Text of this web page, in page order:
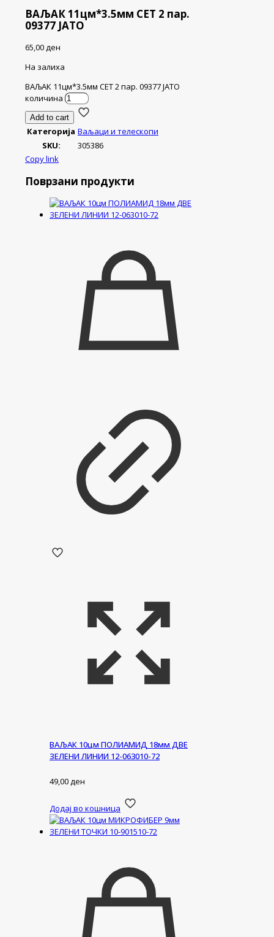
ВАЉАК 11цм*3.5мм СЕТ 2 пар.
09377 ЈАТО
65,00ден
На залиха
ВАЉАК 11цм*3.5мм СЕТ 2 пар. 09377 ЈАТО
количина
Add to cart
Категорија Ваљаци и телескопи
SKU:
305386
Copy link
Поврзани продукти
ВАЉАК 10цм ПОЛИАМИД 18мм ДВЕ
ЗЕЛЕНИ ЛИНИИ 12-063010-72
49,00ден
Додај во кошница